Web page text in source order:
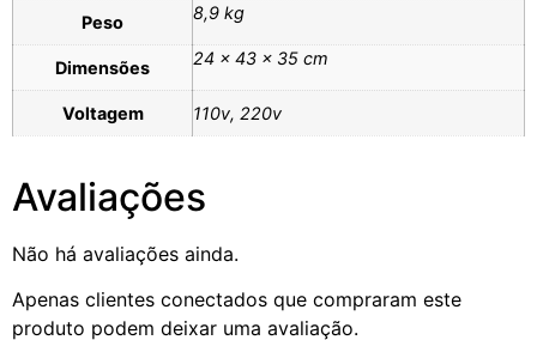
Peso 8,9 kg
Dimensões 24 × 43 × 35 cm
Voltagem 110v, 220v
Avaliações
Não há avaliações ainda.
Apenas clientes conectados que compraram este
produto podem deixar uma avaliação.